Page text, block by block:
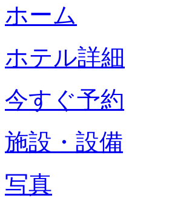
ホーム
ホテル詳細
今すぐ予約
施設・設備
写真